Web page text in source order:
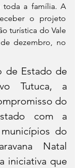
toda a família. A
o projeto
turística do Vale
dezembro, no
de Estado de
Tutuca, a
do
com a
do
Natal
iniciativa que